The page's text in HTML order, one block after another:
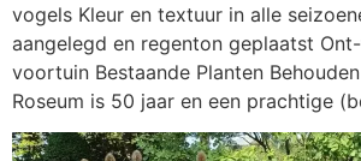
vogels Kleur en textuur in alle
aangelegd en regenton geplaatst
voortuin Bestaande Planten
Roseum is 50 jaar en een prachtige